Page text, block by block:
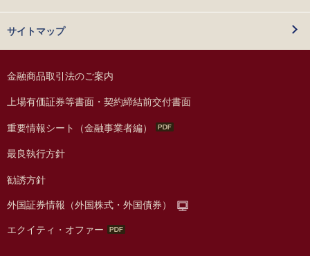
サイトマップ
金融商品取引法のご案内
上場有価証券等書面・契約締結前交付書面
重要情報シート（金融事業者編）
最良執行方針
勧誘方針
外国証券情報（外国株式・外国債券）
エクイティ・オファー